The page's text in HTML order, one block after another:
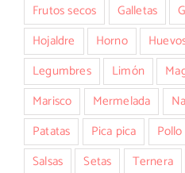
Frutos secos
Galletas
Hojaldre
Horno
Legumbres
Limón
Marisco
Mermelada
Patatas
Pica pica Pollo
Salsas
Setas Ternera